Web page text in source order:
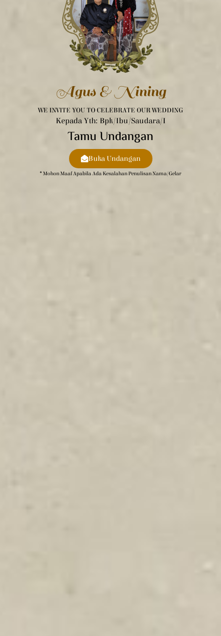
Agus & Nining
WE INVITE YOU TO CELEBRATE OUR WEDDING
Kepada Yth: Bpk/Ibu/Saudara/i
Tamu Undangan
Buka Undangan
* Mohon Maaf Apabila Ada Kesalahan Penulisan Nama/gelar